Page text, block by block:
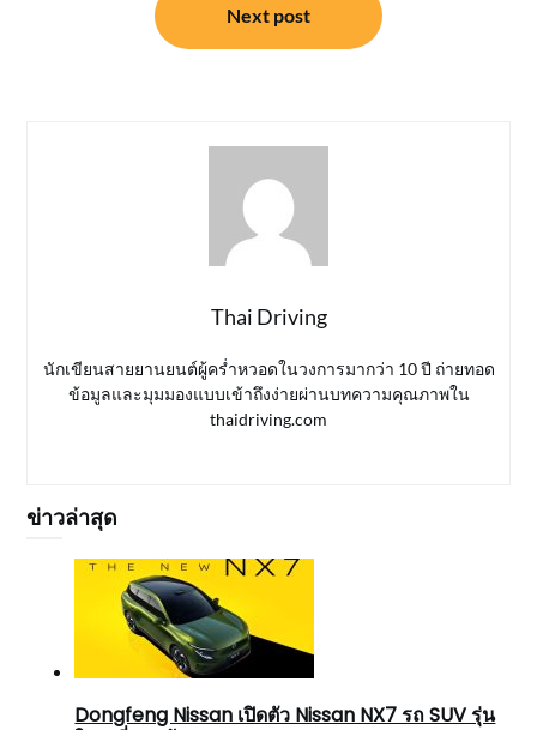
Next post
Thai Driving
นักเขียนสายยานยนต์ผู้คร่ำหวอดในวงการมากว่า 10 ปี ถ่ายทอด
ข้อมูลและมุมมองแบบเข้าถึงง่ายผ่านบทความคุณภาพใน
thaidriving.com
ข่าวล่าสุด
Dongfeng Nissan เปิดตัว Nissan NX7 รถ SUV รุ่น